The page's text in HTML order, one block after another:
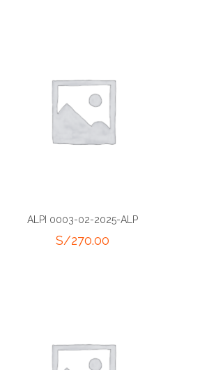
ALPI 0003-02-2025-ALP
S/270.00